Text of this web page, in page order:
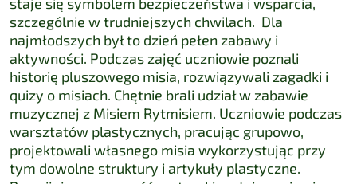
szczególnie w trudniejszych chwilach. Dla
najmłodszych był to dzień pełen zabawy i
aktywności. Podczas zajęć uczniowie poznali
historię pluszowego misia, rozwiązywali zagadki i
quizy o misiach. Chętnie brali udział w zabawie
muzycznej z Misiem Rytmisiem. Uczniowie podczas
warsztatów plastycznych, pracując grupowo,
projektowali własnego misia wykorzystując przy
tym dowolne struktury i artykuły plastyczne.